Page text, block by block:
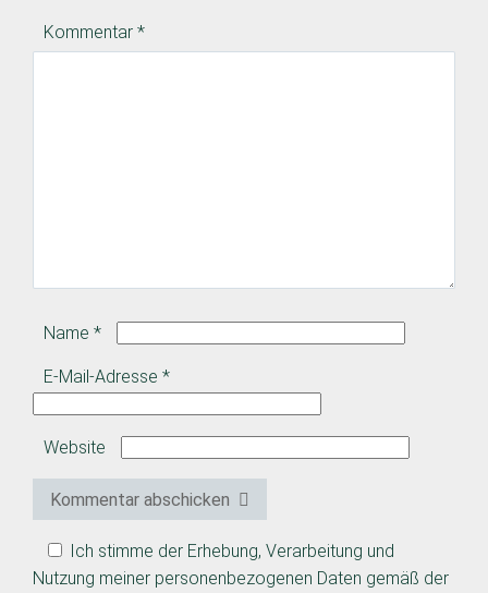
Kommentar *
Name *
E-Mail-Adresse *
Website
Kommentar abschicken
Ich stimme der Erhebung, Verarbeitung und
Nutzung meiner personenbezogenen Daten gemäß der